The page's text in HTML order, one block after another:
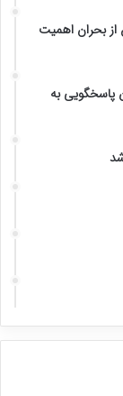
بحران اهمیت
به